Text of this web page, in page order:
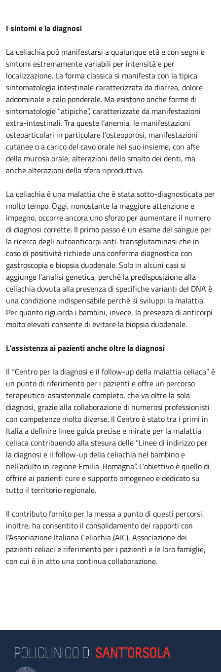
I sintomi e la diagnosi
La celiachia può manifestarsi a qualunque età e con segni e
sintomi estremamente variabili per intensità e per
localizzazione. La forma classica si manifesta con la tipica
sintomatologia intestinale caratterizzata da diarrea, dolore
addominale e calo ponderale. Ma esistono anche forme di
sintomatologie “atipiche”, caratterizzate da manifestazioni
extra-intestinali. Tra queste l’anemia, le manifestazioni
osteoarticolari in particolare l’osteoporosi, manifestazioni
cutanee o a carico del cavo orale nel suo insieme, con afte
della mucosa orale, alterazioni dello smalto dei denti, ma
anche alterazioni della sfera riproduttiva.
La celiachia è una malattia che è stata sotto-diagnosticata per
molto tempo. Oggi, nonostante la maggiore attenzione e
impegno, occorre ancora uno sforzo per aumentare il numero
di diagnosi corrette. Il primo passo è un esame del sangue per
la ricerca degli autoanticorpi anti-transglutaminasi che in
caso di positività richiede una conferma diagnostica con
gastroscopia e biopsia duodenale. Solo in alcuni casi si
aggiunge l’analisi genetica, perché la predisposizione alla
celiachia dovuta alla presenza di specifiche varianti del DNA è
una condizione indispensabile perché si sviluppi la malattia.
Per quanto riguarda i bambini, invece, la presenza di anticorpi
molto elevati consente di evitare la biopsia duodenale.
L’assistenza ai pazienti anche oltre la diagnosi
Il “Centro per la diagnosi e il follow-up della malattia celiaca” è
un punto di riferimento per i pazienti e offre un percorso
terapeutico-assistenziale completo, che va oltre la sola
diagnosi, grazie alla collaborazione di numerosi professionisti
con competenze molto diverse. Il Centro è stato tra i primi in
Italia a definire linee guida precise e mirate per la malattia
celiaca contribuendo alla stesura delle “Linee di indirizzo per
la diagnosi e il follow-up della celiachia nel bambino e
nell’adulto in regione Emilia-Romagna”. L’obiettivo è quello di
offrire ai pazienti cure e supporto omogeneo e dedicato su
tutto il territorio regionale.
Il contributo fornito per la messa a punto di questi percorsi,
inoltre, ha consentito il consolidamento dei rapporti con
l’Associazione Italiana Celiachia (AIC), Associazione dei
pazienti celiaci e riferimento per i pazienti e le loro famiglie,
con cui è in atto una continua collaborazione.